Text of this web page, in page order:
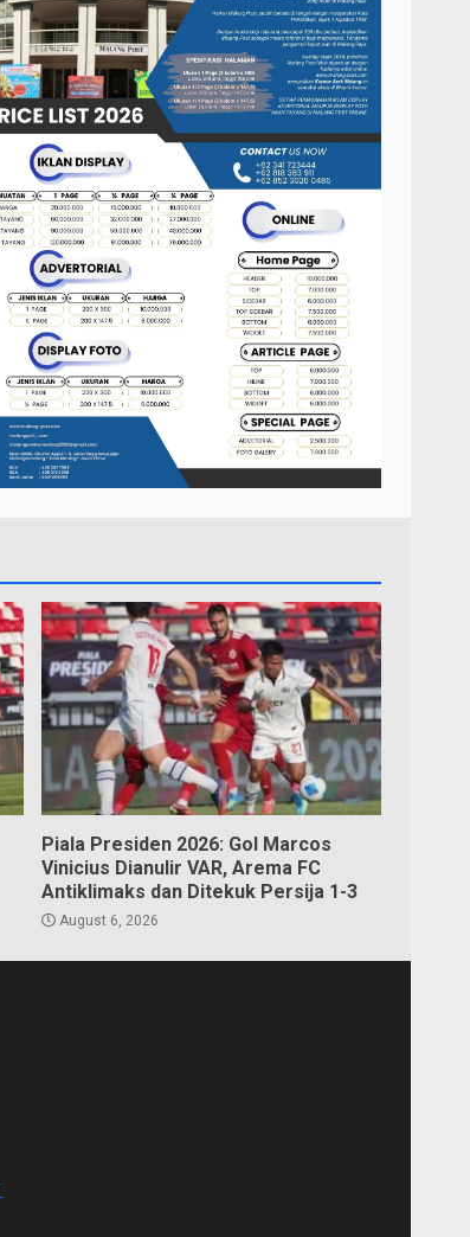
Piala Presiden 2026: Gol Marcos
Vinicius Dianulir VAR, Arema FC
Antiklimaks dan Ditekuk Persija 1-3
August 6, 2026